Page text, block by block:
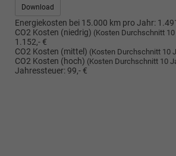
Download
Energiekosten bei 15.000 km pro Jahr:
CO2 Kosten (niedrig) (Kosten Durchschnitt
1.152,- €
CO2 Kosten (mittel) (Kosten Durchschnitt 10
CO2 Kosten (hoch) (Kosten Durchschnitt 10
Jahressteuer: 99,- €